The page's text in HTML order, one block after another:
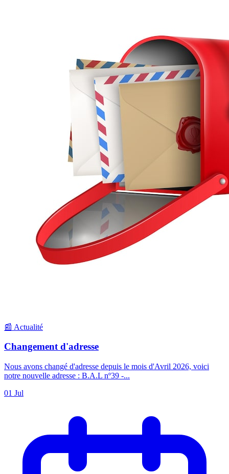
📰 Actualité
Changement d'adresse
Nous avons changé d'adresse depuis le mois d'Avril 2026, voici
notre nouvelle adresse : B.A.L nº39 -...
01 Jul